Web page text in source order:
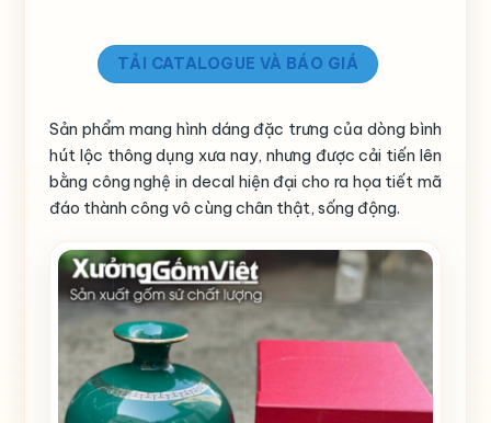
TẢI CATALOGUE VÀ BÁO GIÁ
Sản phẩm mang hình dáng đặc trưng của dòng bình
hút lộc thông dụng xưa nay, nhưng được cải tiến lên
bằng công nghệ in decal hiện đại cho ra họa tiết mã
đáo thành công vô cùng chân thật, sống động.